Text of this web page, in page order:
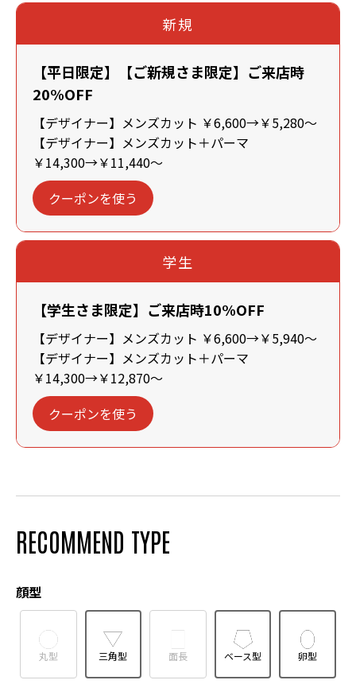
新規
【平日限定】【ご新規さま限定】ご来店時
20%OFF
【デザイナー】メンズカット ￥6,600→￥5,280～
【デザイナー】メンズカット＋パーマ
￥14,300→￥11,440～
クーポンを使う
学生
【学生さま限定】ご来店時10%OFF
【デザイナー】メンズカット ￥6,600→￥5,940～
【デザイナー】メンズカット＋パーマ
￥14,300→￥12,870～
クーポンを使う
RECOMMEND TYPE
顔型
丸型 三角型 面長 ベース型 卵型